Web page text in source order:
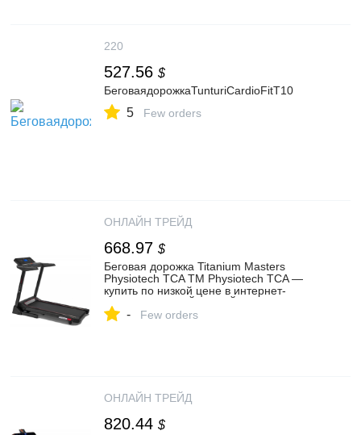
220
527.56 $
БеговаядорожкаTunturiCardioFitT10
5 Few orders
ОНЛАЙН ТРЕЙД
668.97 $
Беговая дорожка Titanium Masters
Physiotech TCA TM Physiotech TCA —
купить по низкой цене в интернет-
- Few orders
ОНЛАЙН ТРЕЙД
820.44 $